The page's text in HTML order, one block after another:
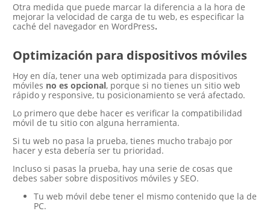
Otra medida que puede marcar la diferencia a la hora de
mejorar la velocidad de carga de tu web, es especificar la
caché del navegador en WordPress.
Optimización para dispositivos móviles
Hoy en día, tener una web optimizada para dispositivos
móviles no es opcional, porque si no tienes un sitio web
rápido y responsive, tu posicionamiento se verá afectado.
Lo primero que debe hacer es verificar la compatibilidad
móvil de tu sitio con alguna herramienta.
Si tu web no pasa la prueba, tienes mucho trabajo por
hacer y esta debería ser tu prioridad.
Incluso si pasas la prueba, hay una serie de cosas que
debes saber sobre dispositivos móviles y SEO.
Tu web móvil debe tener el mismo contenido que la de
PC.